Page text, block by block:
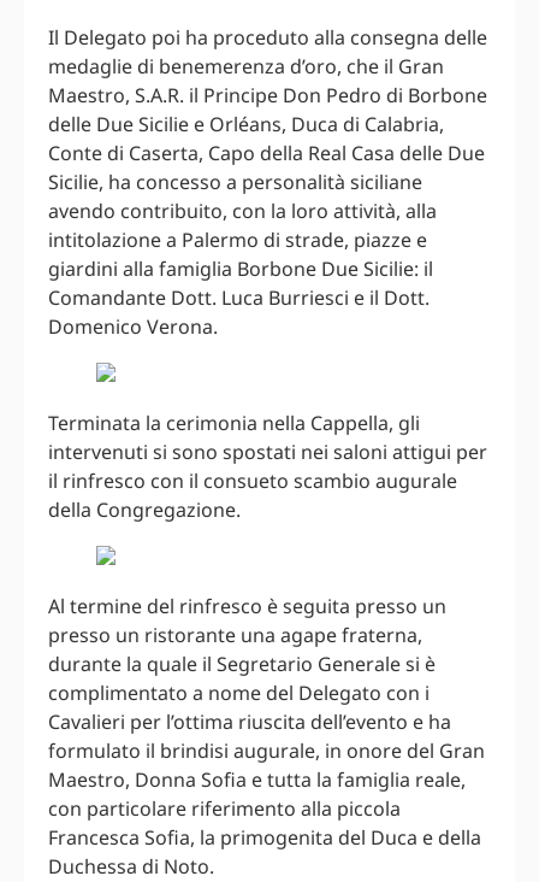
Il Delegato poi ha proceduto alla consegna delle
medaglie di benemerenza d’oro, che il Gran
Maestro, S.A.R. il Principe Don Pedro di Borbone
delle Due Sicilie e Orléans, Duca di Calabria,
Conte di Caserta, Capo della Real Casa delle Due
Sicilie, ha concesso a personalità siciliane
avendo contribuito, con la loro attività, alla
intitolazione a Palermo di strade, piazze e
giardini alla famiglia Borbone Due Sicilie: il
Comandante Dott. Luca Burriesci e il Dott.
Domenico Verona.
Terminata la cerimonia nella Cappella, gli
intervenuti si sono spostati nei saloni attigui per
il rinfresco con il consueto scambio augurale
della Congregazione.
Al termine del rinfresco è seguita presso un
presso un ristorante una agape fraterna,
durante la quale il Segretario Generale si è
complimentato a nome del Delegato con i
Cavalieri per l’ottima riuscita dell’evento e ha
formulato il brindisi augurale, in onore del Gran
Maestro, Donna Sofia e tutta la famiglia reale,
con particolare riferimento alla piccola
Francesca Sofia, la primogenita del Duca e della
Duchessa di Noto.